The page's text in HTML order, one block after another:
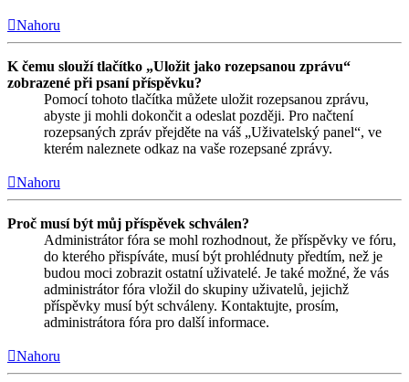
Nahoru
K čemu slouží tlačítko „Uložit jako rozepsanou zprávu“
zobrazené při psaní příspěvku?
Pomocí tohoto tlačítka můžete uložit rozepsanou zprávu,
abyste ji mohli dokončit a odeslat později. Pro načtení
rozepsaných zpráv přejděte na váš „Uživatelský panel“, ve
kterém naleznete odkaz na vaše rozepsané zprávy.
Nahoru
Proč musí být můj příspěvek schválen?
Administrátor fóra se mohl rozhodnout, že příspěvky ve fóru,
do kterého přispíváte, musí být prohlédnuty předtím, než je
budou moci zobrazit ostatní uživatelé. Je také možné, že vás
administrátor fóra vložil do skupiny uživatelů, jejichž
příspěvky musí být schváleny. Kontaktujte, prosím,
administrátora fóra pro další informace.
Nahoru